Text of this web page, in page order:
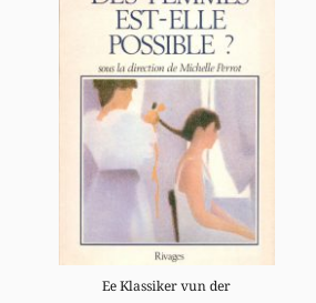
Ee Klassiker vun der